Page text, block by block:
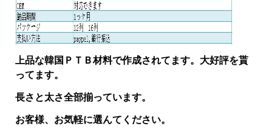
上品な韓国ＰＴＢ材料で作成されてます。大好評を貰
ってます。
長さと太さ全部揃っています。
お客様、お気軽に選んてください。